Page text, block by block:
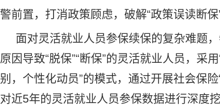
警前置，打消政策顾虑，破解“政策误读断
面对灵活就业人员参保续保的复杂难题
原因导致“脱保”“断保”的灵活就业人员，采
别，个性化动员”的模式，通过开展社会保
对近5年的灵活就业人员参保数据进行深度